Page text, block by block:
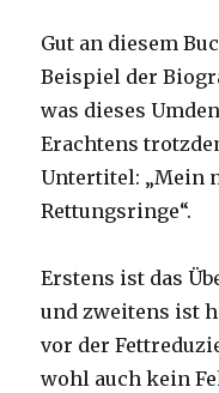
Gut an diesem
Beispiel der
was dieses
Erachtens
Untertitel: „Mein
Rettungsringe“.
Erstens ist das
und zweitens ist
vor der
wohl auch kein